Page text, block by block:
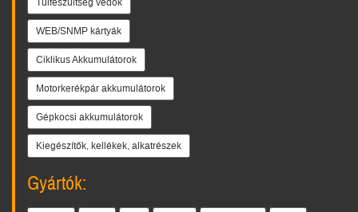
WEB/SNMP kártyák
Ciklikus Akkumulátorok
Motorkerékpár akkumulátorok
Gépkocsi akkumulátorok
Kiegészítők, kellékek, alkatrészek
Gyártók: